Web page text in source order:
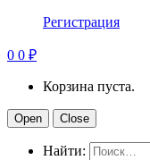
Регистрация
0 0 ₽
Корзина пуста.
Open Close
Найти: